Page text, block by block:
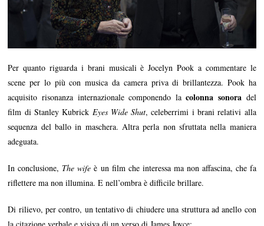
Per quanto riguarda i brani musicali è Jocelyn Pook a commentare le
scene per lo più con musica da camera priva di brillantezza. Pook ha
acquisito risonanza internazionale componendo lacolonna sonoradel
film di Stanley Kubrick Eyes Wide Shut, celeberrimi i brani relativi alla
sequenza del ballo in maschera. Altra perla non sfruttata nella maniera
adeguata.
In conclusione, The wife è un film che interessa ma non affascina, che fa
riflettere ma non illumina. E nell’ombra è difficile brillare.
Di rilievo, per contro, un tentativo di chiudere una struttura ad anello con